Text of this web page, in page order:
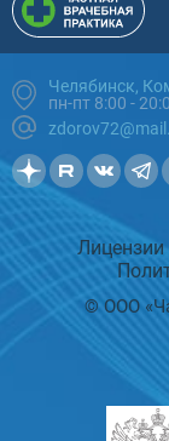
Челябинск,
пн-пт 8:00 -
Лицензии
© ООО